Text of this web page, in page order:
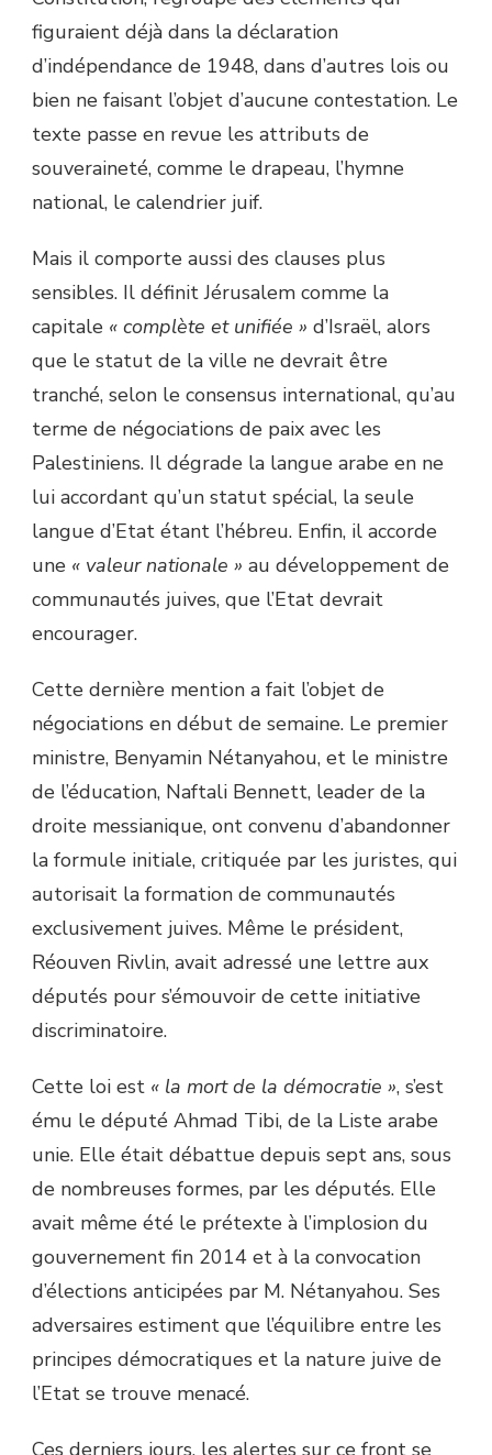
figuraient déjà dans la déclaration
d’indépendance de 1948, dans d’autres lois ou
bien ne faisant l’objet d’aucune contestation. Le
texte passe en revue les attributs de
souveraineté, comme le drapeau, l’hymne
national, le calendrier juif.
Mais il comporte aussi des clauses plus
sensibles. Il définit Jérusalem comme la
capitale « complète et unifiée » d’Israël, alors
que le statut de la ville ne devrait être
tranché, selon le consensus international, qu’au
terme de négociations de paix avec les
Palestiniens. Il dégrade la langue arabe en ne
lui accordant qu’un statut spécial, la seule
langue d’Etat étant l’hébreu. Enfin, il accorde
une « valeur nationale » au développement de
communautés juives, que l’Etat devrait
encourager.
Cette dernière mention a fait l’objet de
négociations en début de semaine. Le premier
ministre, Benyamin Nétanyahou, et le ministre
de l’éducation, Naftali Bennett, leader de la
droite messianique, ont convenu d’abandonner
la formule initiale, critiquée par les juristes, qui
autorisait la formation de communautés
exclusivement juives. Même le président,
Réouven Rivlin, avait adressé une lettre aux
députés pour s’émouvoir de cette initiative
discriminatoire.
Cette loi est « la mort de la démocratie », s’est
ému le député Ahmad Tibi, de la Liste arabe
unie. Elle était débattue depuis sept ans, sous
de nombreuses formes, par les députés. Elle
avait même été le prétexte à l’implosion du
gouvernement fin 2014 et à la convocation
d’élections anticipées par M. Nétanyahou. Ses
adversaires estiment que l’équilibre entre les
principes démocratiques et la nature juive de
l’Etat se trouve menacé.
Ces derniers jours, les alertes sur ce front se